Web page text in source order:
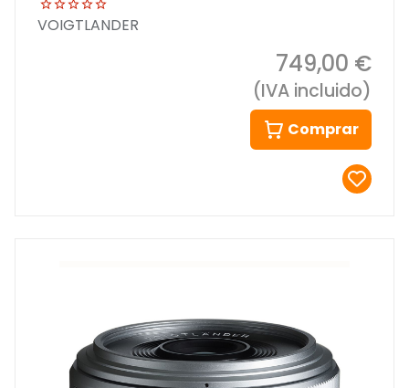
VOIGTLANDER
749,00 €
(IVA incluido)
Comprar